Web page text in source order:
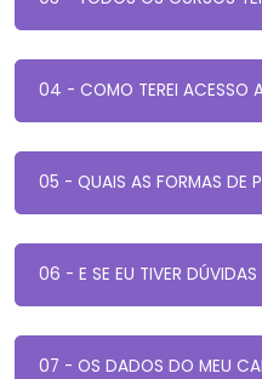
04 - COMO TEREI ACESSO
05 - QUAIS AS FORMAS DE
06 - E SE EU TIVER
07 - OS DADOS DO MEU